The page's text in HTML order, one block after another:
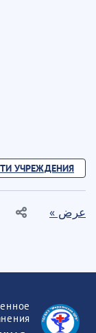
УЧРЕЖДЕНИЯ
عرض »